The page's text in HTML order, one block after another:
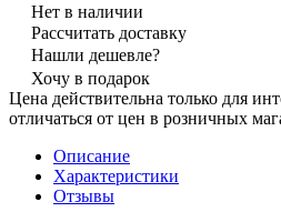
Нет в наличии
Рассчитать доставку
Нашли дешевле?
Хочу в подарок
Цена действительна только для
отличаться от цен в розничных
Описание
Характеристики
Отзывы